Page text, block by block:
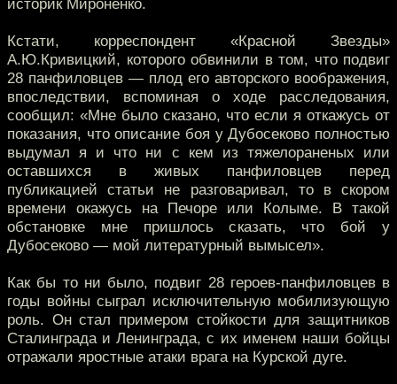
историк Мироненко.
Кстати, корреспондент «Красной Звезды»
А.Ю.Кривицкий, которого обвинили в том, что подвиг
28 панфиловцев — плод его авторского воображения,
впоследствии, вспоминая о ходе расследования,
сообщил: «Мне было сказано, что если я откажусь от
показания, что описание боя у Дубосеково полностью
выдумал я и что ни с кем из тяжелораненых или
оставшихся в живых панфиловцев перед
публикацией статьи не разговаривал, то в скором
времени окажусь на Печоре или Колыме. В такой
обстановке мне пришлось сказать, что бой у
Дубосеково — мой литературный вымысел».
Как бы то ни было, подвиг 28 героев-панфиловцев в
годы войны сыграл исключительную мобилизующую
роль. Он стал примером стойкости для защитников
Сталинграда и Ленинграда, с их именем наши бойцы
отражали яростные атаки врага на Курской дуге.